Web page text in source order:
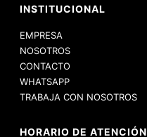
INSTITUCIONAL
EMPRESA
NOSOTROS
CONTACTO
WHATSAPP
TRABAJA CON NOSOTROS
HORARIO DE ATENCIÓN